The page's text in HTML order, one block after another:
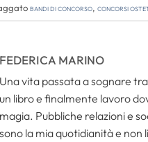
bandi di concorso, concorsi
FEDERICA MARINO
Una vita passata a sognare
un libro e finalmente lavoro
magia. Pubbliche relazioni e
sono la mia quotidianità e non